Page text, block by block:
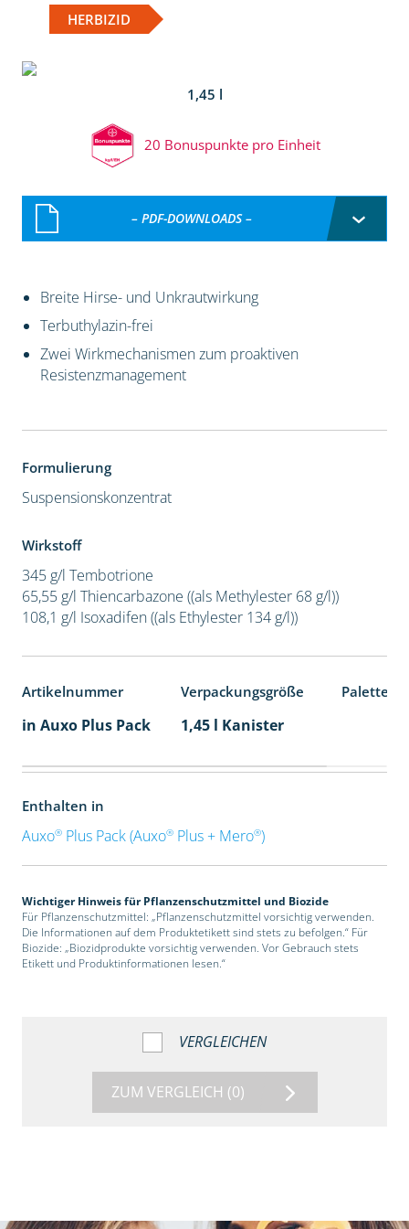
HERBIZID
1,45 l
20 Bonuspunkte pro Einheit
– PDF-DOWNLOADS –
Breite Hirse- und Unkrautwirkung
Terbuthylazin-frei
Zwei Wirkmechanismen zum proaktiven
Resistenzmanagement
Formulierung
Suspensionskonzentrat
Wirkstoff
345 g/l Tembotrione
65,55 g/l Thiencarbazone ((als Methylester 68 g/l))
108,1 g/l Isoxadifen ((als Ethylester 134 g/l))
Artikelnummer Verpackungsgröße
in Auxo Plus Pack 1,45 l Kanister
Enthalten in
Auxo®Plus Pack (Auxo®Plus + Mero®)
Wichtiger Hinweis für Pflanzenschutzmittel und Biozide
Für Pflanzenschutzmittel: „Pflanzenschutzmittel vorsichtig verwenden.
Die Informationen auf dem Produktetikett sind stets zu befolgen.“ Für
Biozide: „Biozidprodukte vorsichtig verwenden. Vor Gebrauch stets
Etikett und Produktinformationen lesen.“
VERGLEICHEN
ZUM VERGLEICH (0)